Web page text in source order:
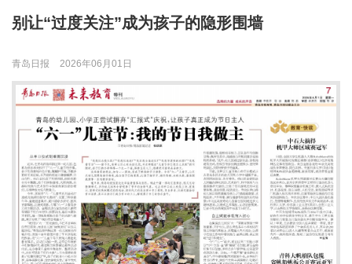
别让“过度关注”成为孩子的隐形围墙
青岛日报 2026年06月01日